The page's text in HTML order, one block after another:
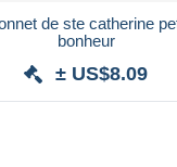
de ste catherine
bonheur
± US$8.09